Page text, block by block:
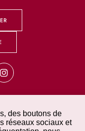
des boutons de
réseaux sociaux et